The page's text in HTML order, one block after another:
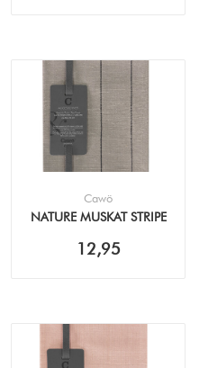
Cawö
NATURE MUSKAT STRIPE
12,95